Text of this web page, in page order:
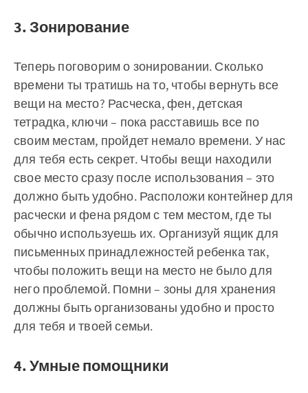
3. Зонирование
Теперь поговорим о зонировании. Сколько
времени ты тратишь на то, чтобы вернуть все
вещи на место? Расческа, фен, детская
тетрадка, ключи – пока расставишь все по
своим местам, пройдет немало времени. У нас
для тебя есть секрет. Чтобы вещи находили
свое место сразу после использования – это
должно быть удобно. Расположи контейнер для
расчески и фена рядом с тем местом, где ты
обычно используешь их. Организуй ящик для
письменных принадлежностей ребенка так,
чтобы положить вещи на место не было для
него проблемой. Помни – зоны для хранения
должны быть организованы удобно и просто
для тебя и твоей семьи.
4. Умные помощники